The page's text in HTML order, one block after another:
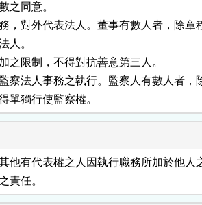
之同意。
，對外代表法人。董事有數人者，除章
人。
之限制，不得對抗善意第三人。
察法人事務之執行。監察人有數人者，
單獨行使監察權。
他有代表權之人因執行職務所加於他人
責任。